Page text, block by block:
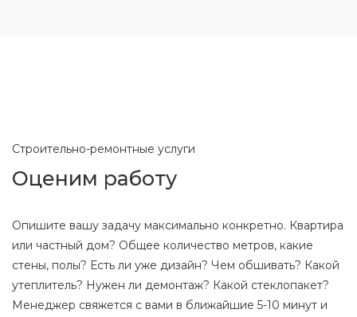
Строительно-ремонтные услуги
Оценим работу
Опишите вашу задачу максимально конкретно. Квартира
или частный дом? Общее количество метров, какие
стены, полы? Есть ли уже дизайн? Чем обшивать? Какой
утеплитель? Нужен ли демонтаж? Какой стеклопакет?
Менеджер свяжется с вами в ближайшие 5-10 минут и